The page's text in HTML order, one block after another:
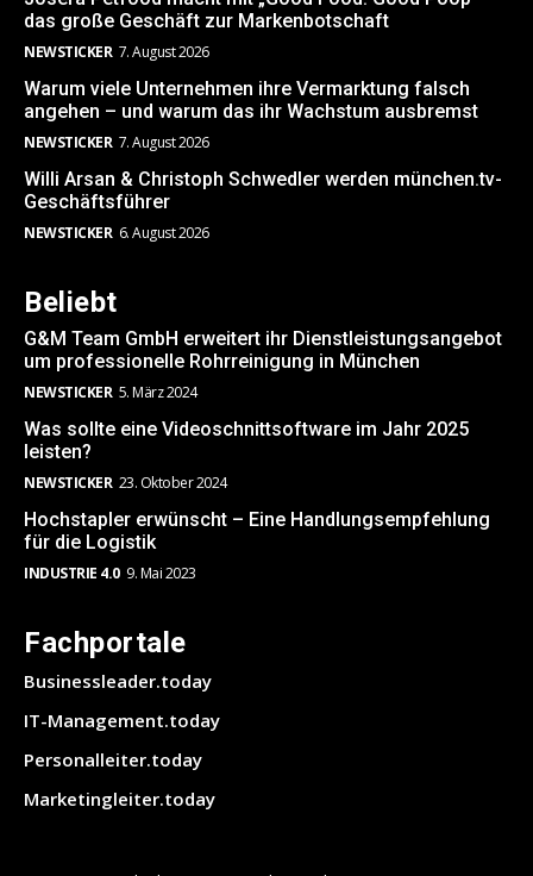
das große Geschäft zur Markenbotschaft
NEWSTICKER 7. August 2026
Warum viele Unternehmen ihre Vermarktung falsch
angehen – und warum das ihr Wachstum ausbremst
NEWSTICKER 7. August 2026
Willi Arsan & Christoph Schwedler werden münchen.tv-
Geschäftsführer
NEWSTICKER 6. August 2026
Beliebt
G&M Team GmbH erweitert ihr Dienstleistungsangebot
um professionelle Rohrreinigung in München
NEWSTICKER 5. März 2024
Was sollte eine Videoschnittsoftware im Jahr 2025
leisten?
NEWSTICKER 23. Oktober 2024
Hochstapler erwünscht – Eine Handlungsempfehlung
für die Logistik
INDUSTRIE 4.0 9. Mai 2023
Fachportale
Businessleader.today
IT-Management.today
Personalleiter.today
Marketingleiter.today